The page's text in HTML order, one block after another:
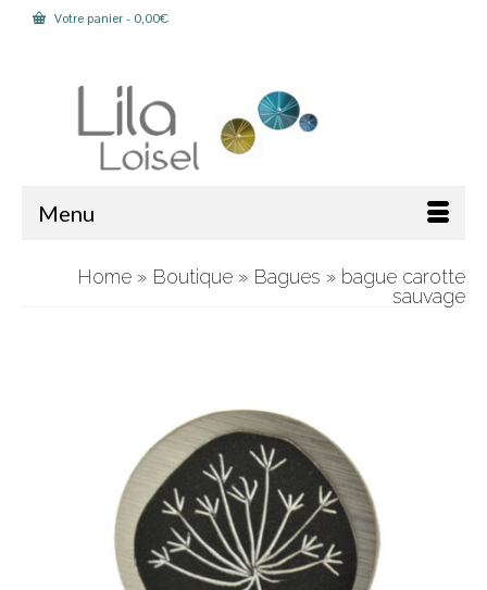
Votre panier- 0,00€
Menu
Home » Boutique » Bagues » bague carotte
sauvage